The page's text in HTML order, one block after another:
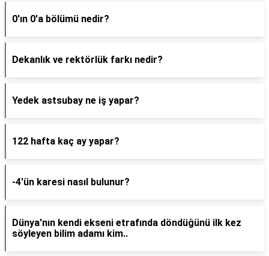
0'ın 0'a bölümü nedir?
Dekanlık ve rektörlük farkı nedir?
Yedek astsubay ne iş yapar?
122 hafta kaç ay yapar?
-4'ün karesi nasıl bulunur?
Dünya'nın kendi ekseni etrafında döndüğünü ilk kez
söyleyen bilim adamı kim..